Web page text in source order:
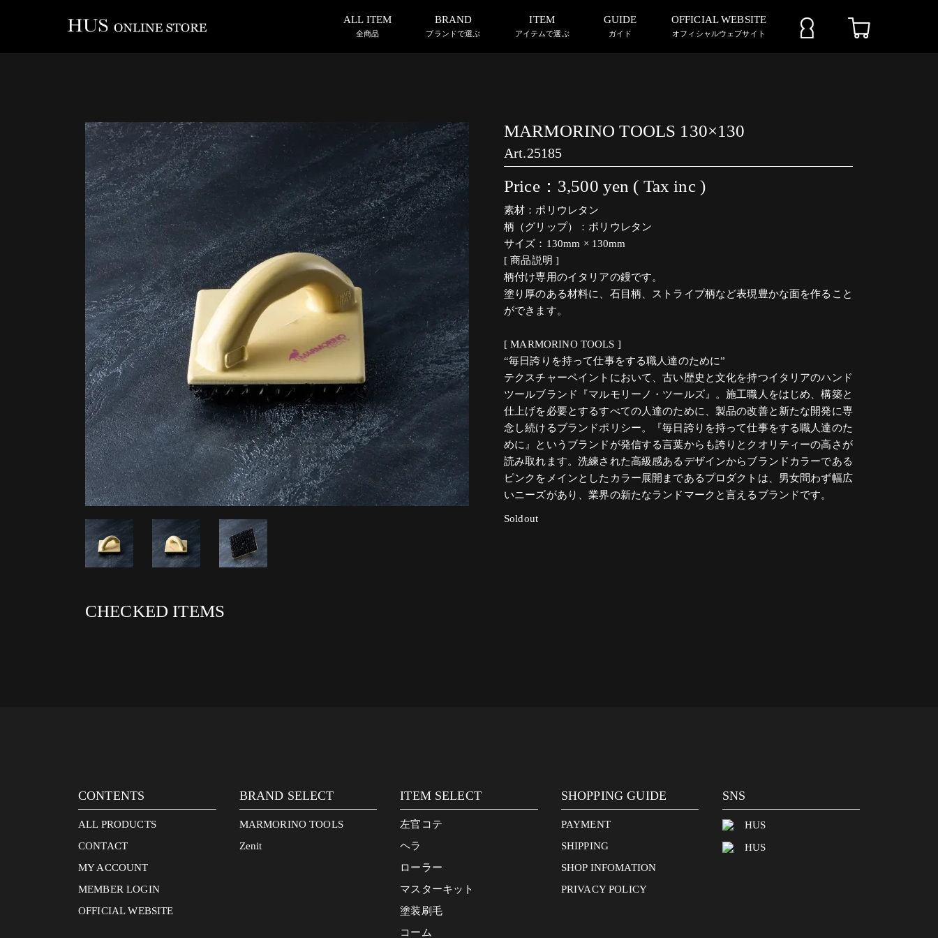
ALL ITEM
全商品
BRAND
ブランドで選ぶ
ITEM
アイテムで選ぶ
GUIDE
ガイド
OFFICIAL WEBSITE
オフィシャルウェブサイト
MARMORINO TOOLS 130×130
Art.25185
Price：3,500 yen ( Tax inc )
素材：ポリウレタン
柄（グリップ）：ポリウレタン
サイズ：130mm × 130mm
[ 商品説明 ]
柄付け専用のイタリアの鏝です。
塗り厚のある材料に、石目柄、ストライプ柄など表現豊かな面を作ること
ができます。
[ MARMORINO TOOLS ]
“毎日誇りを持って仕事をする職人達のために”
テクスチャーペイントにおいて、古い歴史と文化を持つイタリアのハンド
ツールブランド『マルモリーノ・ツールズ』。施工職人をはじめ、構築と
仕上げを必要とするすべての人達のために、製品の改善と新たな開発に専
念し続けるブランドポリシー。『毎日誇りを持って仕事をする職人達のた
めに』というブランドが発信する言葉からも誇りとクオリティーの高さが
読み取れます。洗練された高級感あるデザインからブランドカラーである
ピンクをメインとしたカラー展開まであるプロダクトは、男女問わず幅広
いニーズがあり、業界の新たなランドマークと言えるブランドです。
Soldout
CHECKED ITEMS
CONTENTS
ALL PRODUCTS
CONTACT
MY ACCOUNT
MEMBER LOGIN
OFFICIAL WEBSITE
BRAND SELECT
MARMORINO TOOLS
Zenit
ITEM SELECT
左官コテ
ヘラ
ローラー
マスターキット
塗装刷毛
コーム
SHOPPING GUIDE
PAYMENT
SHIPPING
SHOP INFOMATION
PRIVACY POLICY
SNS
HUS
HUS